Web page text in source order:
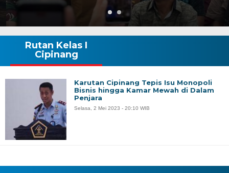
Rutan Kelas I
Cipinang
Karutan Cipinang Tepis Isu Monopoli
Bisnis hingga Kamar Mewah di Dalam
Penjara
Selasa, 2 Mei 2023 - 20:10 WIB